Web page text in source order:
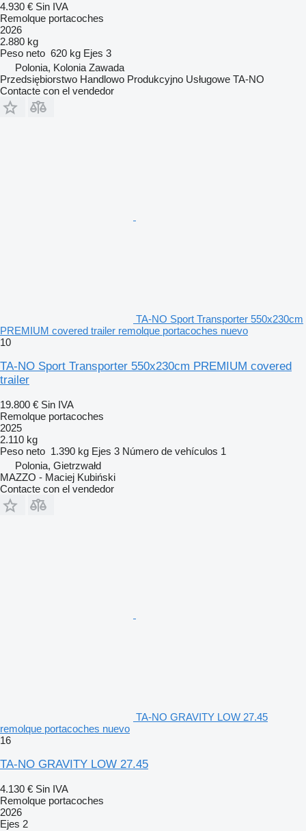
4.930 € Sin IVA
Remolque portacoches
2026
2.880 kg
Peso neto 620 kg Ejes 3
Polonia, Kolonia Zawada
Przedsiębiorstwo Handlowo Produkcyjno Usługowe TA-NO
Contacte con el vendedor
TA-NO Sport Transporter 550x230cm
PREMIUM covered trailer remolque portacoches nuevo
10
TA-NO Sport Transporter 550x230cm PREMIUM covered
trailer
19.800 € Sin IVA
Remolque portacoches
2025
2.110 kg
Peso neto 1.390 kg Ejes 3 Número de vehículos 1
Polonia, Gietrzwałd
MAZZO - Maciej Kubiński
Contacte con el vendedor
TA-NO GRAVITY LOW 27.45
remolque portacoches nuevo
16
TA-NO GRAVITY LOW 27.45
4.130 € Sin IVA
Remolque portacoches
2026
Ejes 2